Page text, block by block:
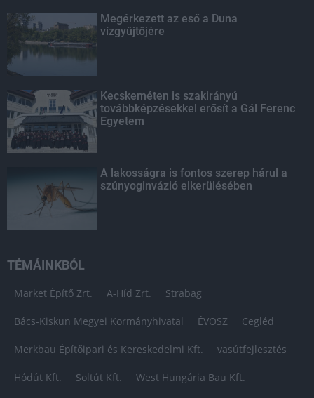
Megérkezett az eső a Duna
vízgyűjtőjére
Kecskeméten is szakirányú
továbbképzésekkel erősít a Gál Ferenc
Egyetem
A lakosságra is fontos szerep hárul a
szúnyoginvázió elkerülésében
TÉMÁINKBÓL
Market Építő Zrt. A-Híd Zrt. Strabag
Bács-Kiskun Megyei Kormányhivatal ÉVOSZ Cegléd
Merkbau Építőipari és Kereskedelmi Kft. vasútfejlesztés
Hódút Kft. Soltút Kft. West Hungária Bau Kft.